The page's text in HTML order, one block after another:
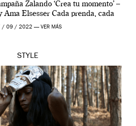
Zalando ‘Crea tu momento’ –
Ama Elsesser Cada prenda, cada
momento, caracteriza […]
/ 09 / 2022 — VER MÁS
STYLE